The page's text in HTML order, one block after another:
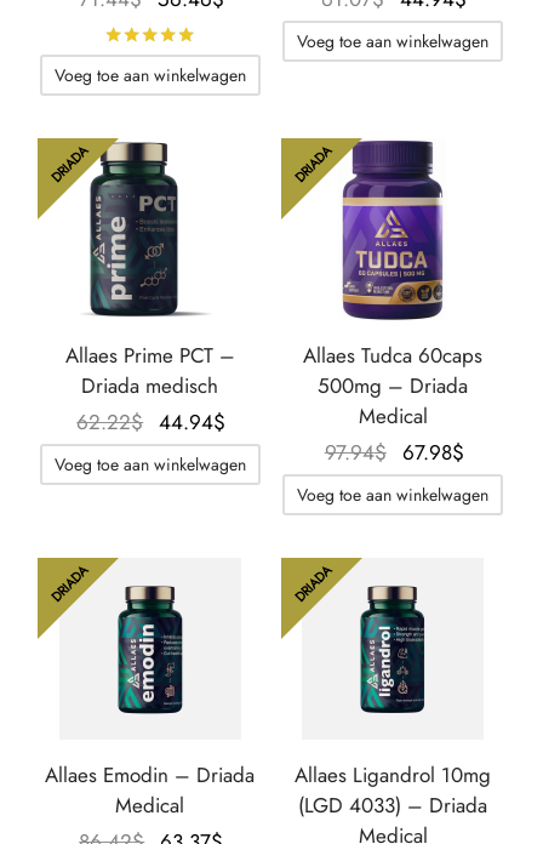
prijs was:
71.44$.
huidige
prijs is:
56.46$.
Beoordeeld met van de 5 sterren
Voeg toe aan winkelwagen
prijs was:
61.07$.
huidige
prijs is:
Voeg toe aan winkelwagen
DRIADA
Allaes Prime PCT –
Driada medisch
62.22$ Oorspronkelijke
prijs was:
62.22$.
44.94$
huidige
prijs is:
44.94$.
Voeg toe aan winkelwagen
DRIADA
Allaes Tudca 60caps
500mg – Driada
Medical
97.94$ Oorspronkelijke
prijs was:
97.94$.
67.98$
huidige
prijs is:
Voeg toe aan winkelwagen
DRIADA
Allaes Emodin – Driada
Medical
DRIADA
Allaes Ligandrol 10mg
(LGD 4033) – Driada
Medical